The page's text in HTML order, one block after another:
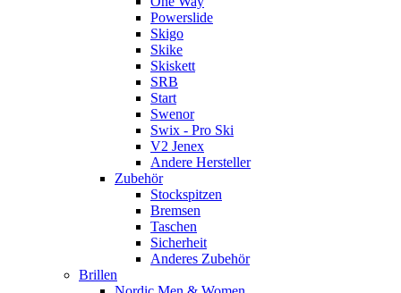
Powerslide
Skigo
Skike
Skiskett
SRB
Start
Swenor
Swix - Pro Ski
V2 Jenex
Andere Hersteller
Zubehör
Stockspitzen
Bremsen
Taschen
Sicherheit
Anderes Zubehör
Brillen